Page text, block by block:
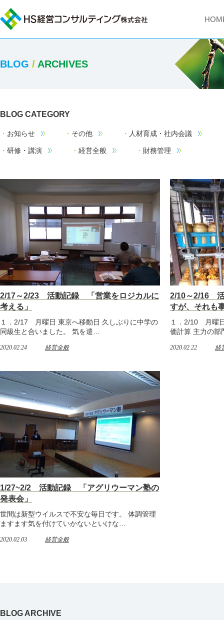
BLOG / ARCHIVES
BLOG CATEGORY
お知らせ その他 人材育成・社内会議
研修・講演 経営全般 財務管理
2/17～2/23 活動記録 「営業をロジカルに
考える」
１．2/17 月曜日 東京へ移動日 久しぶりに中学の
同級生と合いました。 気を遣…
2020.02.24 経営全般
2/10～2/16
すが、それも
１．2/10 月曜
価計算 主力の
2020.02.22 経
1/27~2/2 活動記録 「アグリウーマン塾の
発表会」
世間は新型ウイルスで不安な毎日です。 体調管理
ますます気を付けていかないといけな…
2020.02.03 経営全般
BLOG ARCHIVE